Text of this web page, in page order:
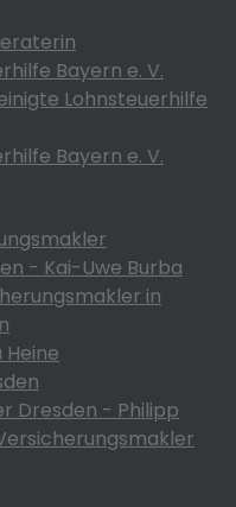
Bayern e. V.
Lohnsteuerhilfe
Bayern e. V.
- Kai-Uwe Burba
in
Dresden - Philipp